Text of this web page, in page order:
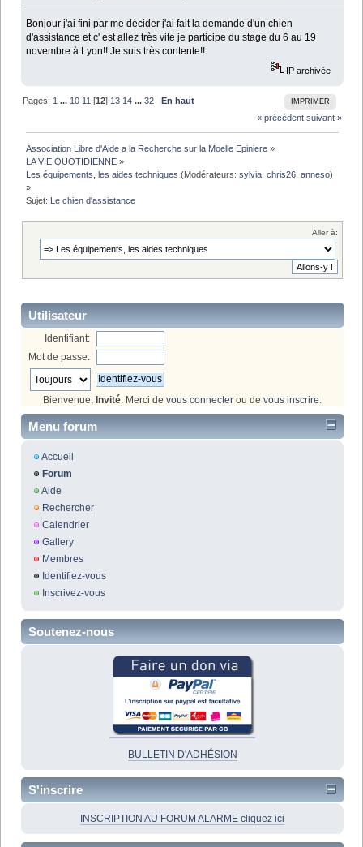
Bonjour j'ai fini par me décider j'ai fait la demande d'un chien
d'assistance et c' est allez très vite je participe du stage du 6 au 19
novembre à Lyon!! Je suis très contente!!
IP archivée
IMPRIMER
Pages: 1 ... 10 11 [12] 13 14 ...32
En haut
« précédent suivant »
Association Libre d'Aide a la Recherche sur la Moelle Epiniere »
LA VIE QUOTIDIENNE »
Les équipements, les aides techniques (Modérateurs:sylvia ,chris26 ,anneso)
»
Sujet: Le chien d'assistance
Aller à:
Utilisateur
Identifiant:
Mot de passe:
Bienvenue, Invité. Merci de vous connecter ou de vous inscrire.
Menu forum
Accueil
Forum
Aide
Rechercher
Calendrier
Gallery
Membres
Identifiez-vous
Inscrivez-vous
Soutenez-nous
BULLETIN D'ADHÉSION
S'inscrire
INSCRIPTION AU FORUM ALARME cliquez ici